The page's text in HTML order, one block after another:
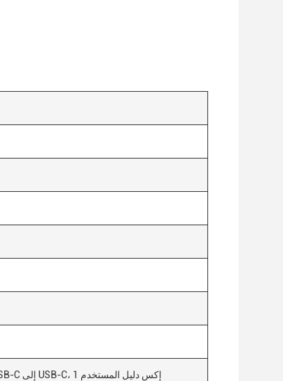
1 إكس مخصص لتوصيل الطاقة PD، 1 إكس كابل USB-C إلى USB-C، 1 إكس دليل المستخدم